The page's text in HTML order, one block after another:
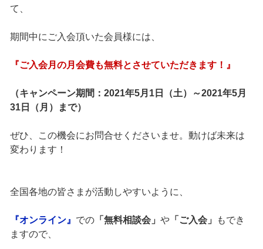
て、
期間中にご入会頂いた会員様には、
『ご入会月の月会費も無料とさせていただきます！』
（キャンペーン期間：2021年5月1日（土）～2021年5月
31日（月）まで）
ぜひ、この機会にお問合せくださいませ。動けば未来は
変わります！
全国各地の皆さまが活動しやすいように、
『オンライン』 での「無料相談会」 や「ご入会」
もでき
ますので、